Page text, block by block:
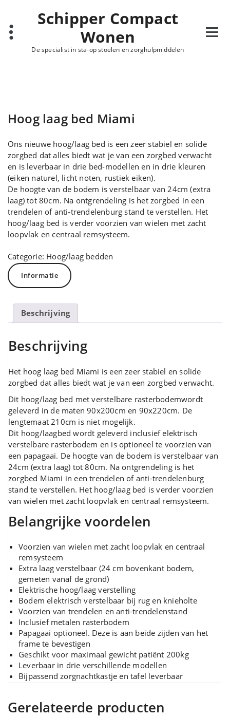
inhoud
Schipper Compact
Wonen
De specialist in sta-op stoelen en zorghulpmiddelen
Hoog laag bed Miami
Ons nieuwe hoog/laag bed is een zeer stabiel en solide
zorgbed dat alles biedt wat je van een zorgbed verwacht
en is leverbaar in drie bed-modellen en in drie kleuren
(eiken naturel, licht noten, rustiek eiken).
De hoogte van de bodem is verstelbaar van 24cm (extra
laag) tot 80cm. Na ontgrendeling is het zorgbed in een
trendelen of anti-trendelenburg stand te verstellen. Het
hoog/laag bed is verder voorzien van wielen met zacht
loopvlak en centraal remsysteem.
Categorie: Hoog/laag bedden
Informatie
Beschrijving
Beschrijving
Het hoog laag bed Miami is een zeer stabiel en solide
zorgbed dat alles biedt wat je van een zorgbed verwacht.
Dit hoog/laag bed met verstelbare rasterbodemwordt
geleverd in de maten 90x200cm en 90x220cm. De
lengtemaat 210cm is niet mogelijk.
Dit hoog/laagbed wordt geleverd inclusief elektrisch
verstelbare rasterbodem en is optioneel te voorzien van
een papagaai. De hoogte van de bodem is verstelbaar van
24cm (extra laag) tot 80cm. Na ontgrendeling is het
zorgbed Miami in een trendelen of anti-trendelenburg
stand te verstellen. Het hoog/laag bed is verder voorzien
van wielen met zacht loopvlak en centraal remsysteem.
Belangrijke voordelen
Voorzien van wielen met zacht loopvlak en centraal
remsysteem
Extra laag verstelbaar (24 cm bovenkant bodem,
gemeten vanaf de grond)
Elektrische hoog/laag verstelling
Bodem elektrisch verstelbaar bij rug en knieholte
Voorzien van trendelen en anti-trendelenstand
Inclusief metalen rasterbodem
Papagaai optioneel. Deze is aan beide zijden van het
frame te bevestigen
Geschikt voor maximaal gewicht patiënt 200kg
Leverbaar in drie verschillende modellen
Bijpassend zorgnachtkastje en tafel leverbaar
Gerelateerde producten